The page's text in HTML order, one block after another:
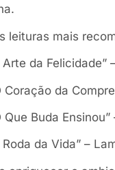
leituras mais
Arte da Felicidade”
Coração da
Que Buda
Roda da Vida” –